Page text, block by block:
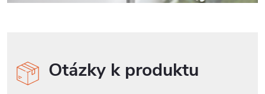
Otázky k produktu